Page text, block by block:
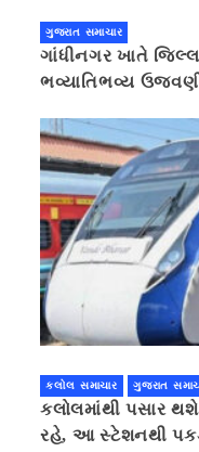
ગુજરાત સમાચાર
ગાંધીનગર ખાતે જિલ્લા
ભવ્યાતિભવ્ય
કલોલ સમાચાર ગુજરાત
કલોલમાંથી પસાર
રહે, આ સ્ટેશનથી